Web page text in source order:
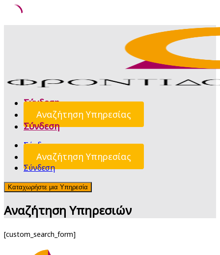
Σύνδεση
Αναζήτηση Υπηρεσίας
Σύνδεση
Σύνδεση
Αναζήτηση Υπηρεσίας
Σύνδεση
Καταχωρήστε μια Υπηρεσία
Αναζήτηση Υπηρεσιών
[custom_search_form]